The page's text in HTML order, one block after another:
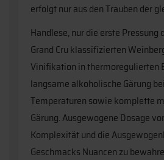
erfolgt nur aus den Trauben der
Handlese, nur die erste Pressung
Grand Cru klassifizierten
Vinifikation in thermoregulierten
langsame alkoholische Gärung
Temperaturen sowie komplette
Gärung. Ausgewogene Dosage
Komplexität und die
Geschmacks Nuancen zu